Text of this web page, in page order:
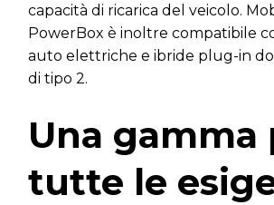
capacità di ricarica del veicolo.
PowerBox è inoltre compatibile
auto elettriche e ibride plug-in
di tipo 2.
Una gamma
tutte le